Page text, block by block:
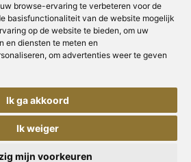
browse-ervaring te verbeteren voor de
basisfunctionaliteit van de website mogelijk
op de website te bieden, om uw
en diensten te meten en
, om advertenties weer te geven
Ik ga akkoord
Ik weiger
mijn voorkeuren
BV. Alle rechten voorbehouden.